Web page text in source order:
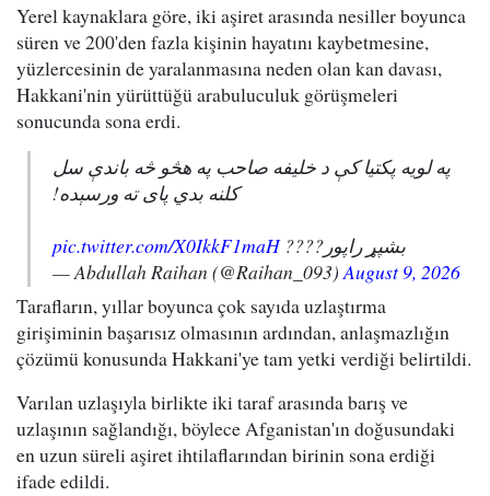
Yerel kaynaklara göre, iki aşiret arasında nesiller boyunca
süren ve 200'den fazla kişinin hayatını kaybetmesine,
yüzlercesinin de yaralanmasına neden olan kan davası,
Hakkani'nin yürüttüğü arabuluculuk görüşmeleri
sonucunda sona erdi.
په لویه پکتیا کې د خلیفه صاحب په هڅو څه باندې سل
کلنه بدي پای ته ورسېده!
بشپړ راپور????pic.twitter.com/X0IkkF1maH
— Abdullah Raihan (@Raihan_093)August 9, 2026
Tarafların, yıllar boyunca çok sayıda uzlaştırma
girişiminin başarısız olmasının ardından, anlaşmazlığın
çözümü konusunda Hakkani'ye tam yetki verdiği belirtildi.
Varılan uzlaşıyla birlikte iki taraf arasında barış ve
uzlaşının sağlandığı, böylece Afganistan'ın doğusundaki
en uzun süreli aşiret ihtilaflarından birinin sona erdiği
ifade edildi.